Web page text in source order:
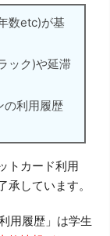
数etc)が基
ック)や延滞
の利用履歴
トカード利用
しています。
用履歴」は学生